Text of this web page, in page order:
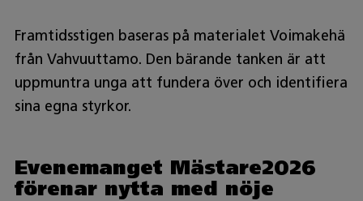
Framtidsstigen baseras på materialet Voimakehä
från Vahvuuttamo. Den bärande tanken är att
uppmuntra unga att fundera över och identifiera
sina egna styrkor.
Evenemanget Mästare2026
förenar nytta med nöje